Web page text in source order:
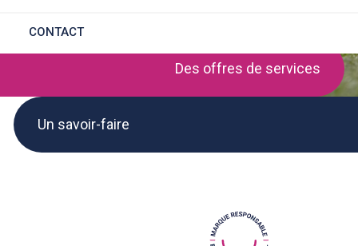
CONTACT
Des offres de services
Un savoir-faire